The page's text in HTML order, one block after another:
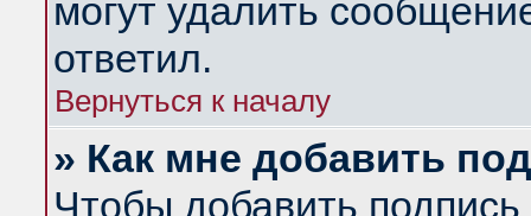
могут удалить
ответил.
Вернуться к началу
» Как мне добавить
Чтобы добавить